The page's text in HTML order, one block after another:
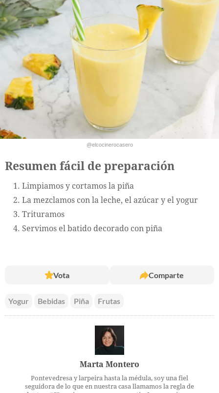
@elcocinerocasero
Resumen fácil de preparación
Limpiamos y cortamos la piña
La mezclamos con la leche, el azúcar y el yogur
Trituramos
Servimos el batido decorado con piña
Vota Comparte
Yogur Bebidas Piña Frutas
Marta Montero
Pontevedresa y larpeira hasta la médula, soy una fiel
seguidora de lo que en nuestra casa llamamos la regla de